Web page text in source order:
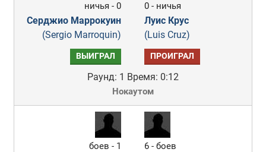
ничья - 0
Серджио Маррокуин
(Sergio Marroquin)
0 - ничья
Луис Крус
(Luis Cruz)
ВЫИГРАЛ ПРОИГРАЛ
Раунд: 1 Время: 0:12
Нокаутом
боев - 1
6 - боев